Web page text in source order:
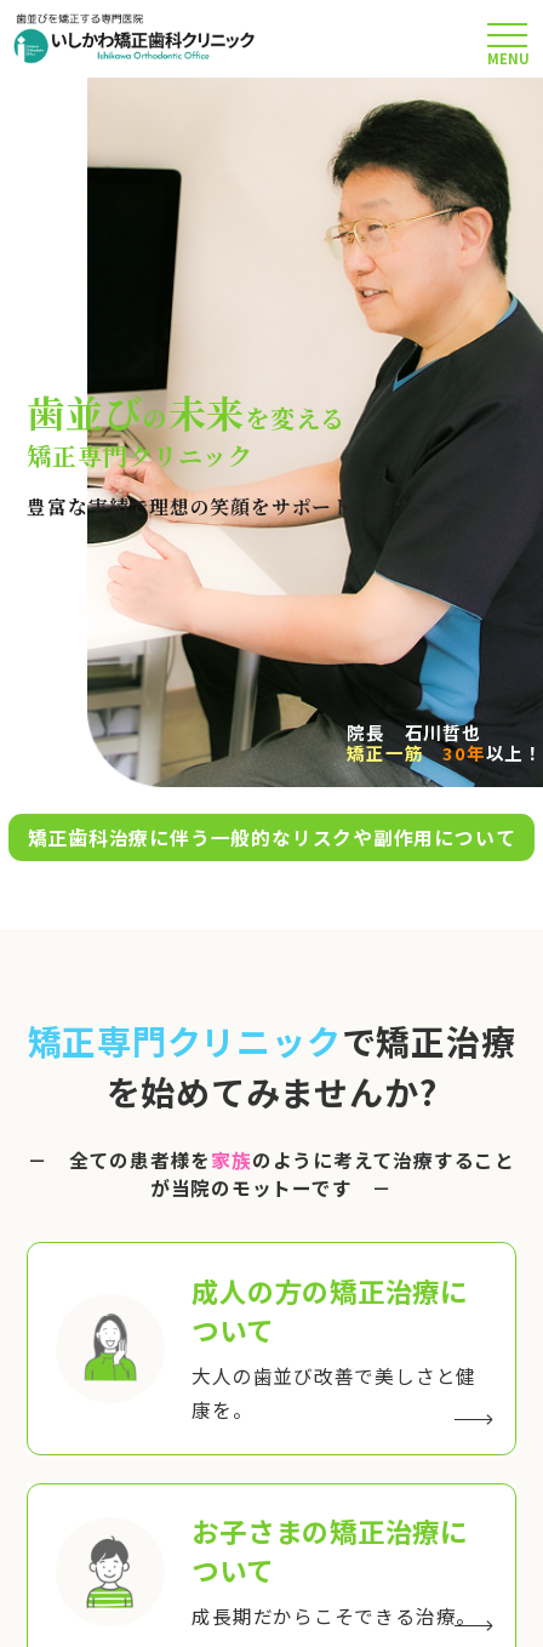
矯正治療について
当院のこだわり
費用について
クリニック案内
Q＆A
アクセス
お問い合わせ
完全
0120-695-578
※日曜は不定期で診療してい
ます
MENU
歯並びの未来を変える
矯正専門クリニック
豊富な実績で理想の笑顔をサポートします
院長 石川哲也
矯正一筋
30年以上！
矯正歯科治療に伴う一般的なリスクや副作用について
矯正専門クリニックで矯正治療
を始めてみませんか?
－ 全ての患者様を家族のように考えて治療すること
が当院のモットーです －
成人の方の矯正治療に
ついて
大人の歯並び改善で美しさと健
康を。
お子さまの矯正治療に
ついて
成長期だからこそできる治療。